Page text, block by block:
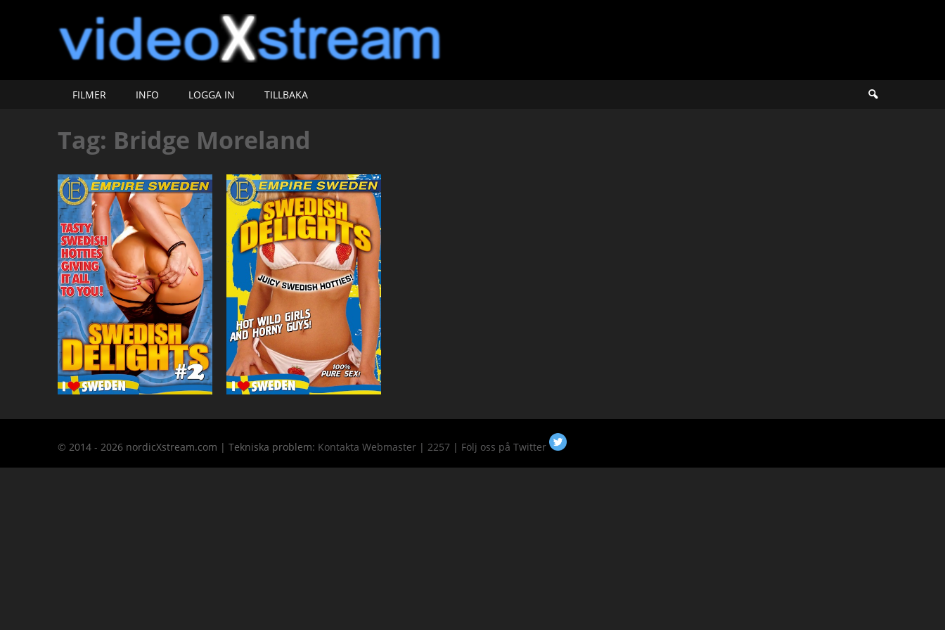
FILMER INFO LOGGA IN TILLBAKA
Tag: Bridge Moreland
© 2014 - 2026 nordicXstream.com | Tekniska problem: Kontakta Webmaster | 2257 | Följ oss på Twitter